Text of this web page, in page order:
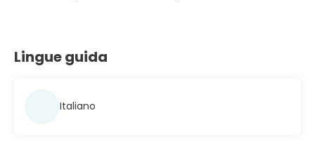
Lingue guida
Italiano